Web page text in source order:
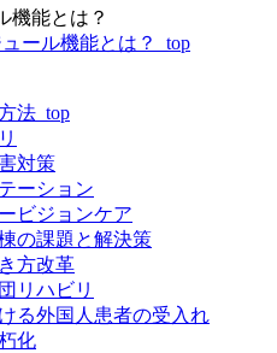
機能とは？
ュール機能とは？_top
法_top
対策
ーション
ビジョンケア
の課題と解決策
方改革
リハビリ
る外国人患者の受入れ
化